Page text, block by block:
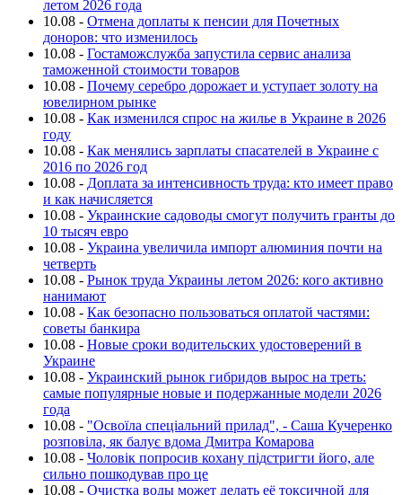
летом 2026 года
10.08 - Отмена доплаты к пенсии для Почетных
доноров: что изменилось
10.08 - Гостаможслужба запустила сервис анализа
таможенной стоимости товаров
10.08 - Почему серебро дорожает и уступает золоту на
ювелирном рынке
10.08 - Как изменился спрос на жилье в Украине в 2026
году
10.08 - Как менялись зарплаты спасателей в Украине с
2016 по 2026 год
10.08 - Доплата за интенсивность труда: кто имеет право
и как начисляется
10.08 - Украинские садоводы смогут получить гранты до
10 тысяч евро
10.08 - Украина увеличила импорт алюминия почти на
четверть
10.08 - Рынок труда Украины летом 2026: кого активно
нанимают
10.08 - Как безопасно пользоваться оплатой частями:
советы банкира
10.08 - Новые сроки водительских удостоверений в
Украине
10.08 - Украинский рынок гибридов вырос на треть:
самые популярные новые и подержанные модели 2026
года
10.08 - "Освоїла спеціальний прилад", - Саша Кучеренко
розповіла, як балує вдома Дмитра Комарова
10.08 - Чоловік попросив кохану підстригти його, але
сильно пошкодував про це
10.08 - Очистка воды может делать её токсичной для